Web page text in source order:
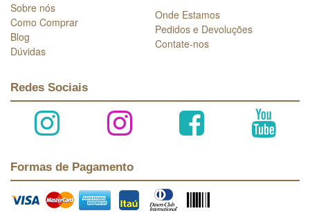
Sobre nós
Como Comprar
Blog
Dúvidas
Onde Estamos
Pedidos e Devoluções
Contate-nos
Redes Sociais
Formas de Pagamento